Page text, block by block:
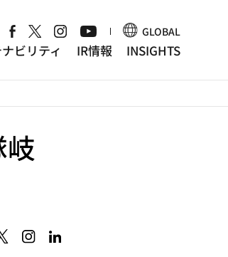
GLOBAL
ビリティ IR情報 INSIGHTS